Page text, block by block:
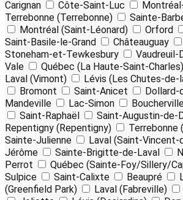
Carignan
Côte-Saint-Luc
Terrebonne (Terrebonne)
Sainte-
Montréal (Saint-Léonard)
Orford
Saint-Basile-le-Grand
Châteauguay
Stoneham-et-Tewkesbury
Vaudreuil-
Vale
Québec (La Haute-Saint-Charles)
Laval (Vimont)
Lévis (Les Chutes-de-
Bromont
Saint-Anicet
Dollard-
Mandeville
Lac-Simon
Saint-Raphaël
Saint-Augustin-de-
Repentigny (Repentigny)
Terrebonne
Sainte-Julienne
Laval (Saint-Vincent-
Jérôme
Sainte-Brigitte-de-Laval
Perrot
Québec (Sainte-Foy/Sillery/
Sulpice
Saint-Calixte Beaupré
(Greenfield Park)
Laval (Fabreville)